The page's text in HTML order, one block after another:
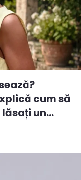
cum să
lăsați un